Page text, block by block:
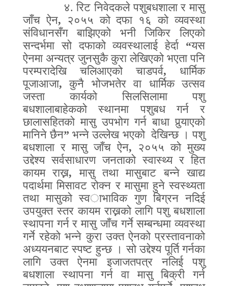
४.रिट निवेदकले पशुबधशाला र मासु
जाँच ऐन, २०५५ को दफा १६ को व्यवस्था
संविधानसँग बाझिएको भनी जिकिर लिएको
सन्दर्भमा सो दफाको व्यवस्थालाई हेर्दा “यस
ऐनमा अन्यत्र जुनसुकै कुरा लेखिएको भएता पनि
परम्परादेखि चलिआएको चाडपर्व, धार्मिक
पूजाआजा,कुनै भोजभतेर वा धार्मिक उत्सव
जस्ता कार्यको सिलसिलामा पशु
बधशालाबाहेकको स्थानमा पशुबध गर्न र
छालासहितको मासु उपभोग गर्न बाधा पुर्‍याएको
मानिने छैन”भन्ने उल्लेख भएको देखिन्छ । पशु
बधशाला र मासु जाँच ऐन, २०५५ को मुख्य
उद्देश्य सर्वसाधारण जनताको स्वास्थ्य र हित
कायम राख्न,मासु तथा मासुबाट बन्ने खाद्य
पदार्थमा मिसावट रोक्न र मासुमा हुने स्वस्थ्यता
तथा मासुको स्वाभाविक गुण बिग्रन नदिई
उपयुक्त स्तर कायम राख्नको लागि पशु बधशाला
स्थापना गर्न र मासु जाँच गर्ने सम्बन्धमा व्यवस्था
गर्ने रहेको भन्ने कुरा उक्त ऐनको प्रस्तावनाको
अध्ययनबाट स्पष्ट हुन्छ । सो उद्देश्य पूर्ति गर्नका
लागि उक्त ऐनमा इजाजतपत्र नलिई पशु
बधशाला स्थापना गर्न वा मासु बिक्री गर्न